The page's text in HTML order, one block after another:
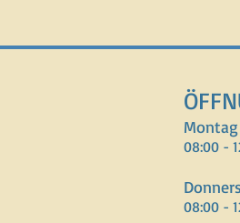
08:00 -
08:00 -